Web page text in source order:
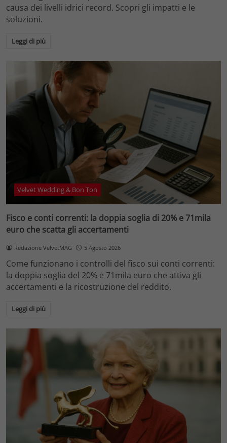
causa dei livelli idrici record. Scopri gli impatti e le
soluzioni.
Leggi di più
Velvet Wedding & Bon Ton
Fisco e conti correnti: la doppia soglia di 20% e 71mila
euro che scatta gli accertamenti
Redazione VelvetMAG 5 Agosto 2026
Come funzionano i controlli del fisco sui conti correnti:
la doppia soglia del 20% e 71mila euro che attiva gli
accertamenti e la ricostruzione del reddito.
Leggi di più